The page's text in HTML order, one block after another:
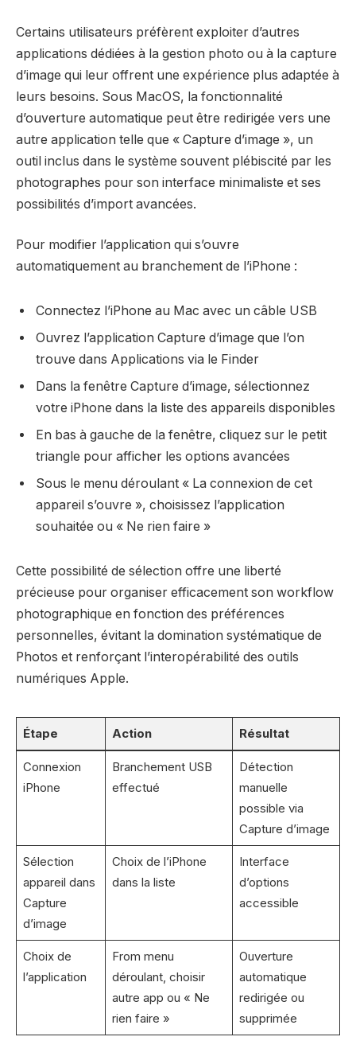
Certains utilisateurs préfèrent exploiter d’autres
applications dédiées à la gestion photo ou à la capture
d’image qui leur offrent une expérience plus adaptée à
leurs besoins. Sous MacOS, la fonctionnalité
d’ouverture automatique peut être redirigée vers une
autre application telle que « Capture d’image », un
outil inclus dans le système souvent plébiscité par les
photographes pour son interface minimaliste et ses
possibilités d’import avancées.
Pour modifier l’application qui s’ouvre
automatiquement au branchement de l’iPhone :
Connectez l’iPhone au Mac avec un câble USB
Ouvrez l’application Capture d’image que l’on
trouve dans Applications via le Finder
Dans la fenêtre Capture d’image, sélectionnez
votre iPhone dans la liste des appareils disponibles
En bas à gauche de la fenêtre, cliquez sur le petit
triangle pour afficher les options avancées
Sous le menu déroulant « La connexion de cet
appareil s’ouvre », choisissez l’application
souhaitée ou « Ne rien faire »
Cette possibilité de sélection offre une liberté
précieuse pour organiser efficacement son workflow
photographique en fonction des préférences
personnelles, évitant la domination systématique de
Photos et renforçant l’interopérabilité des outils
numériques Apple.
Étape Action Résultat
Connexion
iPhone
Branchement USB
effectué
Détection
manuelle
possible via
Capture d’image
Sélection
appareil dans
Capture
d’image
Choix de l’iPhone
dans la liste
Interface
d’options
accessible
Choix de
l’application
From menu
déroulant, choisir
autre app ou « Ne
rien faire »
Ouverture
automatique
redirigée ou
supprimée